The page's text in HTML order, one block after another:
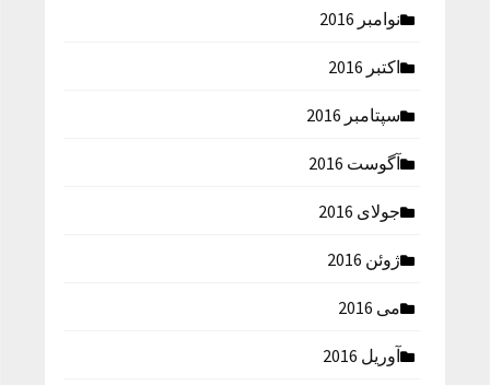
نوامبر 2016
اکتبر 2016
سپتامبر 2016
آگوست 2016
جولای 2016
ژوئن 2016
می 2016
آوریل 2016